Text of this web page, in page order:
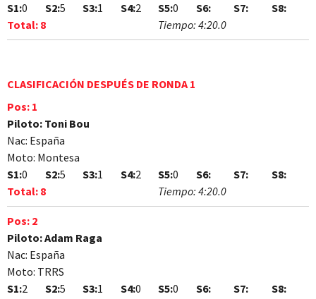
S1:0 S2:5 S3:1 S4:2 S5:0 S6: S7:
S8:
Total: 8 Tiempo: 4:20.0
CLASIFICACIÓN DESPUÉS DE RONDA 1
Pos: 1
Piloto: Toni Bou
Nac: España
Moto: Montesa
S1:0 S2:5 S3:1 S4:2 S5:0 S6: S7:
S8:
Total: 8 Tiempo: 4:20.0
Pos: 2
Piloto:Adam Raga
Nac: España
Moto: TRRS
S1:2 S2:5 S3:1 S4:0 S5:0 S6: S7:
S8: